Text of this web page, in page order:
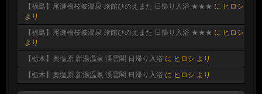
【福島】尾瀬檜枝岐温泉 旅館ひのえまた 日帰り入浴 ★★★ に ヒロシ
より
【福島】尾瀬檜枝岐温泉 旅館ひのえまた 日帰り入浴 ★★★ に ヒロシ
より
【栃木】奥塩原 新湯温泉 渓雲閣 日帰り入浴 に ヒロシ より
【栃木】奥塩原 新湯温泉 渓雲閣 日帰り入浴 に ヒロシ より